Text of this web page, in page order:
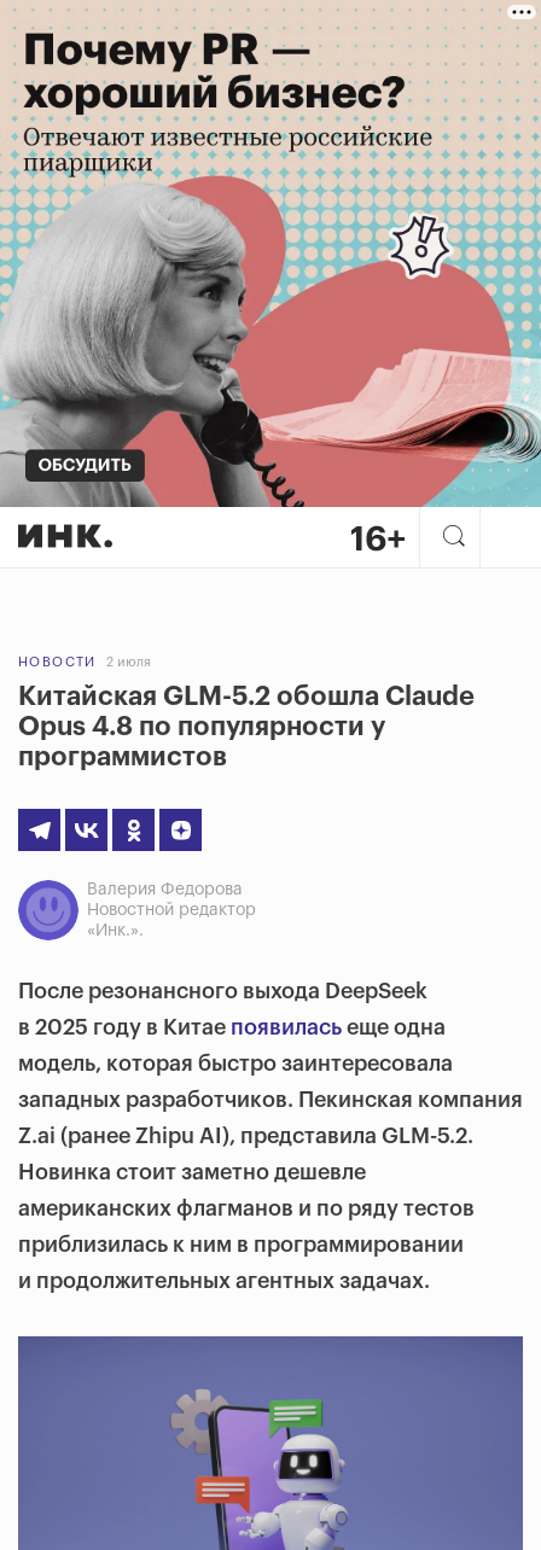
НОВОСТИ 2 июля
Китайская GLM-5.2 обошла Claude
Opus 4.8 по популярности у
программистов
Валерия Федорова
Новостной редактор
«Инк.».
После резонансного выхода DeepSeek
в 2025 году в Китае появилась еще одна
модель, которая быстро заинтересовала
западных разработчиков. Пекинская компания
Z.ai (ранее Zhipu AI), представила GLM-5.2.
Новинка стоит заметно дешевле
американских флагманов и по ряду тестов
приблизилась к ним в программировании
и продолжительных агентных задачах.